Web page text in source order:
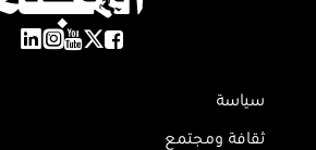
سياسة
ثقافة ومجتمع